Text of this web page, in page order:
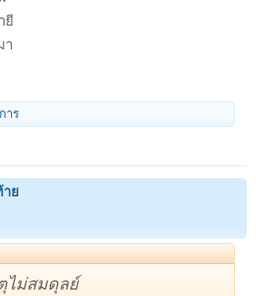
ยี
า
าร
ย
ไม่สมดุลย์